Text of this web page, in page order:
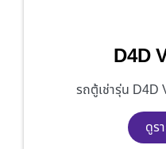
D4D
รถตู้เช่ารุ่น D4D
ดูร